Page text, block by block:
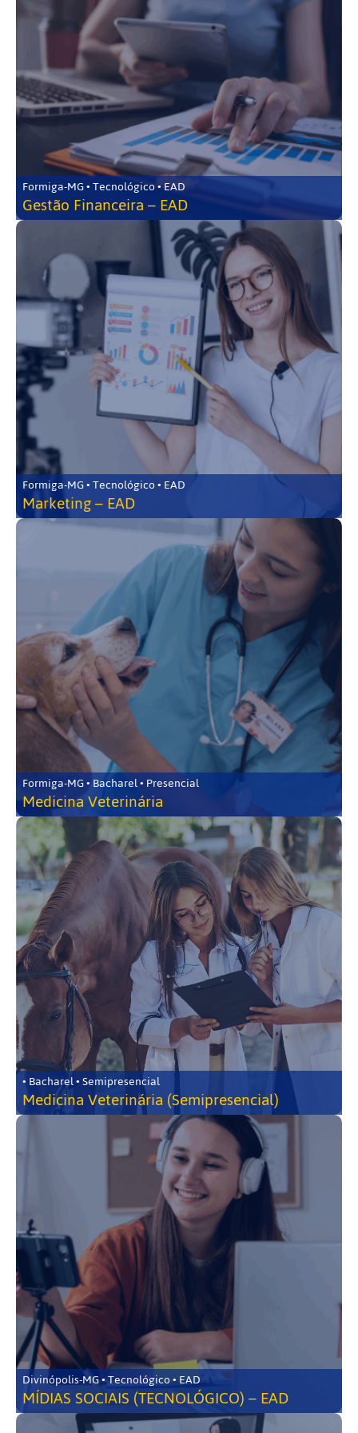
Formiga-MG • Tecnológico • EAD
Gestão Financeira – EAD
Formiga-MG • Tecnológico • EAD
Marketing – EAD
Formiga-MG • Bacharel • Presencial
Medicina Veterinária
• Bacharel • Semipresencial
Medicina Veterinária (Semipresencial)
Divinópolis-MG • Tecnológico • EAD
MÍDIAS SOCIAIS (TECNOLÓGICO) – EAD